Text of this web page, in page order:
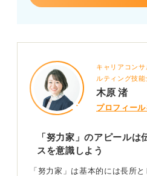
キャリアコン
ルティング技能
木原 渚
プロフィール
「努力家」のアピール
スを意識しよう
「努力家」は基本的には長所